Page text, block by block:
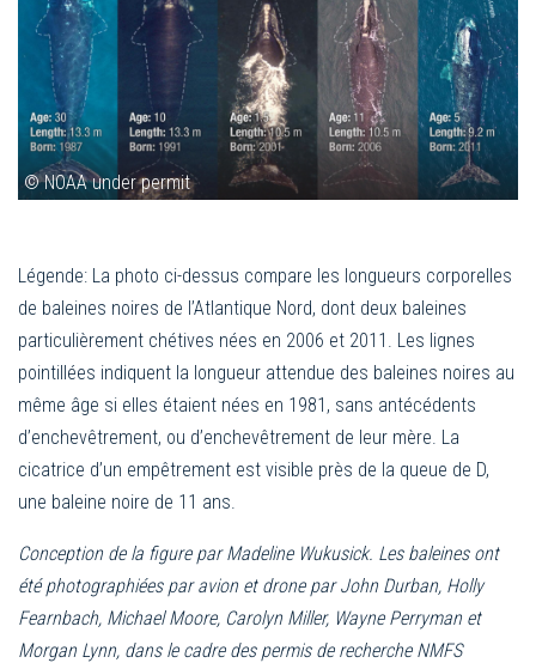
© NOAA under permit
Légende: La photo ci-dessus compare les longueurs corporelles
de baleines noires de l’Atlantique Nord, dont deux baleines
particulièrement chétives nées en 2006 et 2011. Les lignes
pointillées indiquent la longueur attendue des baleines noires au
même âge si elles étaient nées en 1981, sans antécédents
d’enchevêtrement, ou d’enchevêtrement de leur mère. La
cicatrice d’un empêtrement est visible près de la queue de D,
une baleine noire de 11 ans.
Conception de la figure par Madeline Wukusick. Les baleines ont
été photographiées par avion et drone par John Durban, Holly
Fearnbach, Michael Moore, Carolyn Miller, Wayne Perryman et
Morgan Lynn, dans le cadre des permis de recherche NMFS